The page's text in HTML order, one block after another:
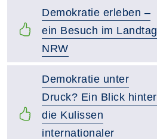
Demokratie erleben –
ein Besuch im Landtag
NRW
Demokratie unter
Druck? Ein Blick hinter
die Kulissen
internationaler